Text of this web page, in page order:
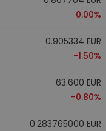
0.00%
0.905334 EUR
-1.50%
63.600 EUR
-0.80%
0.283765000 EUR